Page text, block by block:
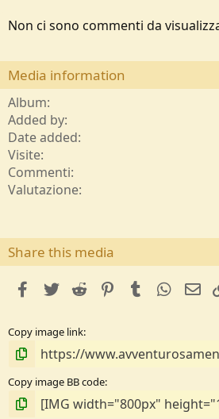
Non ci sono commenti da
Media information
Album
Added by
Date added
Visite
Commenti
Valutazione
Share this media
facebookTwitterReddit PinterestTumblr
Copy image link
Copy image BB code